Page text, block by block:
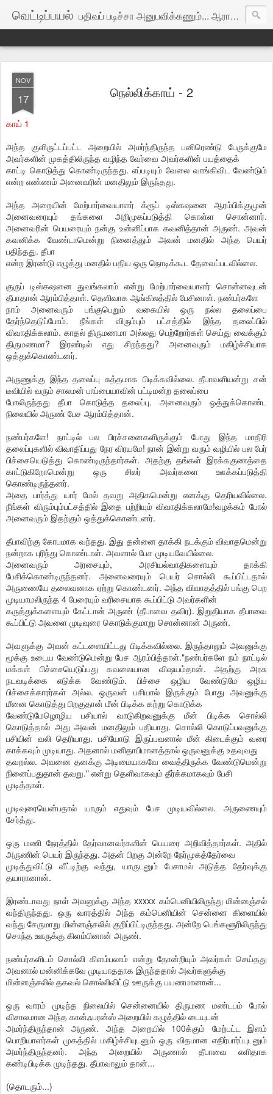
வெட்டிப்பயல் பதிவப் படிச்சா அனுபவிக்கணும்... ஆராயக்கூடாது...
NOV
17 நெல்லிக்காய் - 2
காய் 1
அந்த குளிருட்டப்பட்ட அறையில் அமர்ந்திருந்த பனிரெண்டு பேருக்குமே
அவர்களின் முகத்திலிருந்த வழிந்த வேர்வை அவர்களின் பயத்தைக்
காட்டி கொடுத்து கொண்டிருந்தது. எப்படியும் வேலை வாங்கிவிட வேண்டும்
என்ற எண்ணம் அனைவரின் மனதிலும் இருந்தது.
அந்த அறையின் மேற்பார்வையாளர் க்ரூப் டிஸ்கஷனை ஆரம்பிக்குமுன்
அனைவரையும் தங்களை அறிமுகப்படுத்தி கொள்ள சொன்னார்.
அனைவரின் பெயரையும் நன்கு உன்னிப்பாக கவனித்தான் அருண். அவன்
கவனிக்க வேண்டாமென்று நினைத்தும் அவன் மனதில் அந்த பெயர்
பதிந்தது. தீபா
என்ற இரண்டு எழுத்து மனதில் பதிய ஒரு நொடிக்கூட தேவைப்படவில்லை.
குருப் டிஸ்கஷனை துவங்கலாம் என்று மேற்பார்வையாளர் சொன்னவுடன்
தீபாதான் ஆரம்பித்தாள். தெளிவாக ஆங்கிலத்தில் பேசினாள். நண்பர்களே
நாம் அனைவரும் பங்குபெறும் வகையில் ஒரு நல்ல தலைப்பை
தேர்ந்தெடுப்போம். நீங்கள் விரும்பும் பட்சத்தில் இந்த தலைப்பில்
விவாதிக்கலாம். காதல் திருமணமா அல்லது பெற்றோர்கள் செய்து வைக்கும்
திருமணமா? இரண்டில் எது சிறந்தது? அனைவரும் மகிழ்ச்சியாக
ஒத்துக்கொண்டனர்.
அருணுக்கு இந்த தலைப்பு சுத்தமாக பிடிக்கவில்லை. தீபாவளியன்று சன்
டீவியில் வரும் சாலமன் பாப்பையாவின் பட்டிமன்ற தலைப்பை
போலிருந்தது தீபா கொடுத்த தலைப்பு. அனைவரும் ஒத்துக்கொண்ட
நிலையில் அருண் பேச ஆரம்பித்தான்.
நண்பர்களே! நாட்டில் பல பிரச்சனைகளிருக்கும் போது இந்த மாதிரி
தலைப்புகளில் விவாதிப்பது நேர விரயமே! நான் இன்று வரும் வழியில் பல பேர்
பிச்சையெடுத்து கொண்டிருந்தார்கள். அதற்கு தங்கள் இரக்ககுணத்தை
காட்டுகிறோமென்று ஒரு சிலர் அவர்களை ஊக்கப்படுத்தி
கொண்டிருந்தனர்.
அதை பார்த்து யார் மேல் தவறு அதிகமென்று எனக்கு தெரியவில்லை.
நீங்கள் விரும்பும்பட்சத்தில் இதை பற்றியும் விவாதிக்கலாமே!வழக்கம் போல்
அனைவரும் இதற்கும் ஒத்துக்கொண்டனர்.
தீபாவிற்கு கோபமாக வந்தது. இது தன்னை தாக்கி நடக்கும் விவாதமென்று
நன்றாக புரிந்து கொண்டாள். அவளால் பேச முடியவேயில்லை.
அனைவரும் அரசையும், அரசியல்வாதிகளையும் தாக்கி
பேசிக்கொண்டிருந்தனர். அனைவரையும் பெயர் சொல்லி கூப்பிட்டதால்
அருணையே தலைவனாக ஏற்று கொண்டனர். அந்த விவாதத்தில் பங்கு பெற
முடியாமலிருந்த 4 பேரையும் வரிசையாக கூப்பிட்டு அவர்களின்
கருத்துக்களையும் கேட்டான் அருண் (தீபாவை தவிர). இறுதியாக தீபாவை
கூப்பிட்டு அவளை முடிவுரை கொடுக்குமாறு சொன்னான் அருண்.
அவளுக்கு அவன் கட்டளையிட்டது பிடிக்கவில்லை. இருந்தாலும் அவனுக்கு
மூக்கு உடைய வேண்டுமென்று பேச ஆரம்பித்தாள்."நண்பர்களே நம் நாட்டில்
மக்கள் பிச்சையெடுப்பது கவலையான விஷயம்தான். அதற்கு அரசு
நடவடிக்கை எடுக்க வேண்டும். பிச்சை ஒழிய வேண்டுமே ஒழிய
பிச்சைக்காரர்கள் அல்ல. ஒருவன் பசியால் இருக்கும் போது அவனுக்கு
மீனை கொடுத்து பிறகுதான் மீன் பிடிக்க கற்று கொடுக்க
வேண்டுமேழொழிய பசியால் வாடுகிறவனுக்கு மீன் பிடிக்க சொல்லி
கொடுத்தால் அது அவன் மனதிலும் பதியாது. சொல்லி கொடுப்பவனுக்கு
பசியின் வலி தெரியாது. பசியோடு இருப்பவனால் மீன் கிடைக்கும் வரை
காக்கவும் முடியாது. அதனால் மனிதாபிமானத்தால் ஒருவனுக்கு உதவுவது
தவறல்ல. அவனை தனக்கு அடிமையாகவே வைத்திருக்க வேண்டுமென்று
நினைப்பதுதான் தவறு." என்று தெளிவாகவும் தீர்க்கமாகவும் பேசி
முடித்தாள்.
முடிவுரையென்பதால் யாரும் எதுவும் பேச முடியவில்லை. அருணையும்
சேர்த்து.
ஒரு மணி நேரத்தில் தேர்வானவர்களின் பெயரை அறிவித்தார்கள். அதில்
அருணின் பெயர் இருந்தது. அதன் பிறகு அன்றே நேர்முகத்தேர்வை
முடித்துவிட்டு வீட்டிற்கு வந்து, யாருடனும் பேசாமல் அடுத்த தேர்வுக்கு
தயாரானான்.
இரண்டாவது நாள் அவனுக்கு அந்த xxxxx கம்பெனியிலிருந்து மின்னஞ்சல்
வந்திருந்தது. ஒரு வாரத்தில் அந்த கம்பெனியின் சென்னை கிளையில்
வந்து சேருமாறு மின்னஞ்சலில் குறிப்பிட்டிருந்தது. அன்றே பெங்களூரிலிருந்து
சொந்த ஊருக்கு கிளம்பினான் அருண்.
நண்பர்களிடம் சொல்லி கிளம்பலாம் என்று தோன்றியும் அவர்கள் செய்தது
அவனால் மன்னிக்கவே முடியாததாக இருந்ததால் அவர்களுக்கு
மின்னஞ்சலில் தகவல் சொல்லிவிட்டு ஊருக்கு பயணமானான்...
ஒரு வாரம் முடிந்த நிலையில் சென்னையில் திருமண மண்டபம் போல்
விசாலமான அந்த கான்ஃபரன்ஸ் அறையில் கழுத்தில் டையுடன்
அமர்ந்திருந்தான் அருண். அந்த அறையில் 100க்கும் மேற்பட்ட இளம்
பொறியாளர்கள் முகத்தில் மகிழ்ச்சியுடனும் ஒரு விதமான எதிர்பார்ப்புடனும்
அமர்ந்திருந்தனர். அந்த அறையில் அருணால் தீபாவை எளிதாக
கண்டிபிடிக்க முடிந்தது. தீபாவாலும் தான்...
(தொடரும்...)